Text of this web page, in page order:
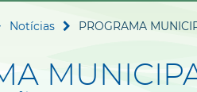
Notícias PROGRAMA